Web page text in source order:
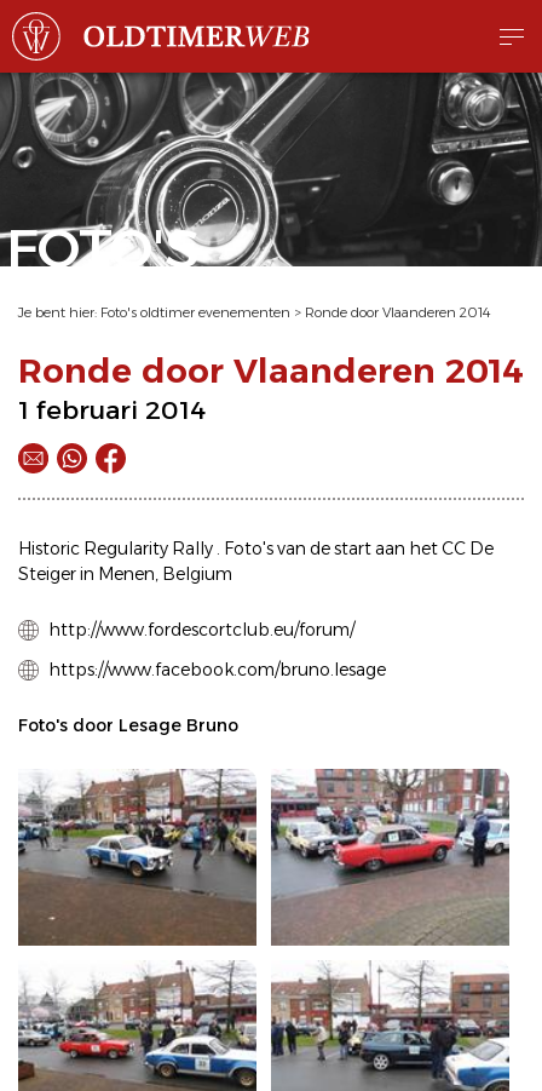
FOTO'S
Je bent hier: Foto's oldtimer evenementen > Ronde door Vlaanderen 2014
Ronde door Vlaanderen 2014
1 februari 2014
Historic Regularity Rally . Foto's van de start aan het CC De
Steiger in Menen, Belgium
http://www.fordescortclub.eu/forum/
https://www.facebook.com/bruno.lesage
Foto's door Lesage Bruno